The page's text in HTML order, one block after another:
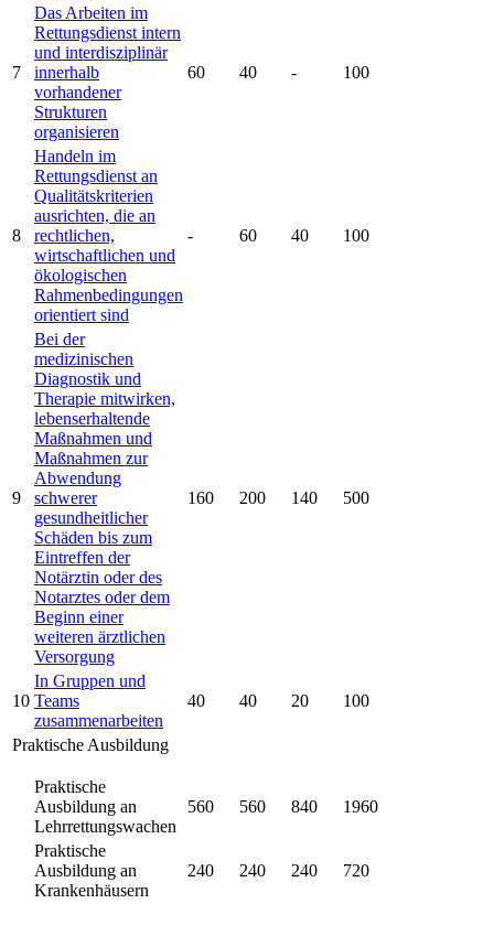
7
Das Arbeiten im
Rettungsdienst intern
und interdisziplinär
innerhalb
vorhandener
Strukturen
organisieren
60 40 - 100
8
Handeln im
Rettungsdienst an
Qualitätskriterien
ausrichten, die an
rechtlichen,
wirtschaftlichen und
ökologischen
Rahmenbedingungen
orientiert sind
- 60 40 100
9
Bei der
medizinischen
Diagnostik und
Therapie mitwirken,
lebenserhaltende
Maßnahmen und
Maßnahmen zur
Abwendung
schwerer
gesundheitlicher
Schäden bis zum
Eintreffen der
Notärztin oder des
Notarztes oder dem
Beginn einer
weiteren ärztlichen
Versorgung
160 200 140 500
10
In Gruppen und
Teams
zusammenarbeiten
40 40 20 100
Praktische Ausbildung
Praktische
Ausbildung an
Lehrrettungswachen
560 560 840 1960
Praktische
Ausbildung an
Krankenhäusern
240 240 240 720